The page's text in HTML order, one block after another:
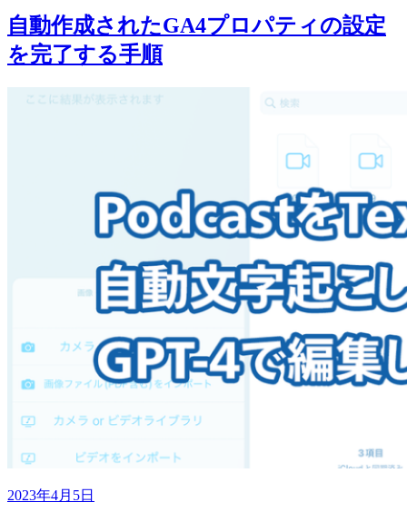
自動作成されたGA4プロパティの設定
を完了する手順
2023年4月5日